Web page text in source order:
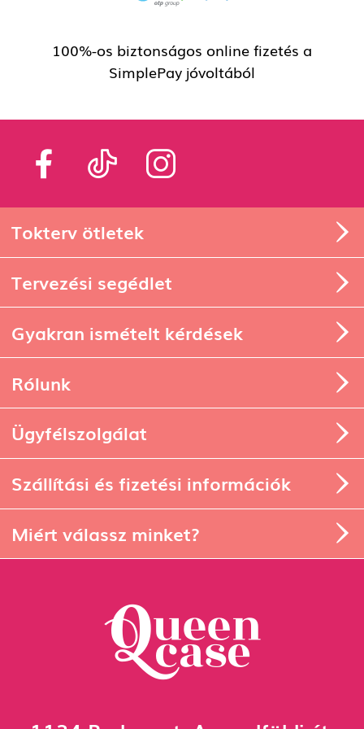
100%-os biztonságos online fizetés a
SimplePay jóvoltából
Tokterv ötletek
Tervezési segédlet
Gyakran ismételt kérdések
Rólunk
Ügyfélszolgálat
Szállítási és fizetési információk
Miért válassz minket?